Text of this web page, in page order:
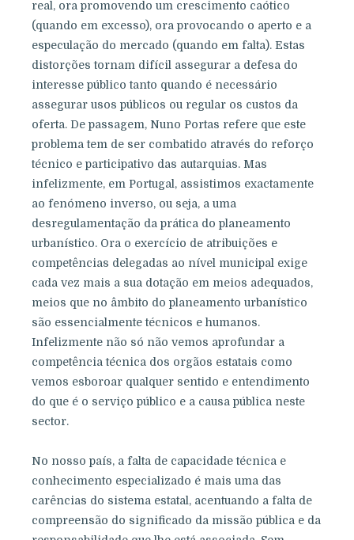
real, ora promovendo um crescimento caótico
(quando em excesso), ora provocando o aperto e a
especulação do mercado (quando em falta). Estas
distorções tornam difícil assegurar a defesa do
interesse público tanto quando é necessário
assegurar usos públicos ou regular os custos da
oferta. De passagem, Nuno Portas refere que este
problema tem de ser combatido através do reforço
técnico e participativo das autarquias. Mas
infelizmente, em Portugal, assistimos exactamente
ao fenómeno inverso, ou seja, a uma
desregulamentação da prática do planeamento
urbanístico. Ora o exercício de atribuições e
competências delegadas ao nível municipal exige
cada vez mais a sua dotação em meios adequados,
meios que no âmbito do planeamento urbanístico
são essencialmente técnicos e humanos.
Infelizmente não só não vemos aprofundar a
competência técnica dos orgãos estatais como
vemos esboroar qualquer sentido e entendimento
do que é o serviço público e a causa pública neste
sector.
No nosso país, a falta de capacidade técnica e
conhecimento especializado é mais uma das
carências do sistema estatal, acentuando a falta de
compreensão do significado da missão pública e da